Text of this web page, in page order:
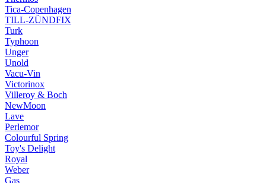
Tica-Copenhagen
TILL-ZÜNDFIX
Turk
Typhoon
Unger
Unold
Vacu-Vin
Victorinox
Villeroy & Boch
NewMoon
Lave
Perlemor
Colourful Spring
Toy's Delight
Royal
Weber
Gas